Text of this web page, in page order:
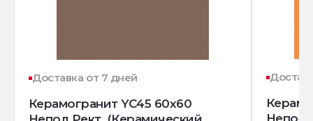
Доставка от 7 дней
Керамогранит YC45 60x60